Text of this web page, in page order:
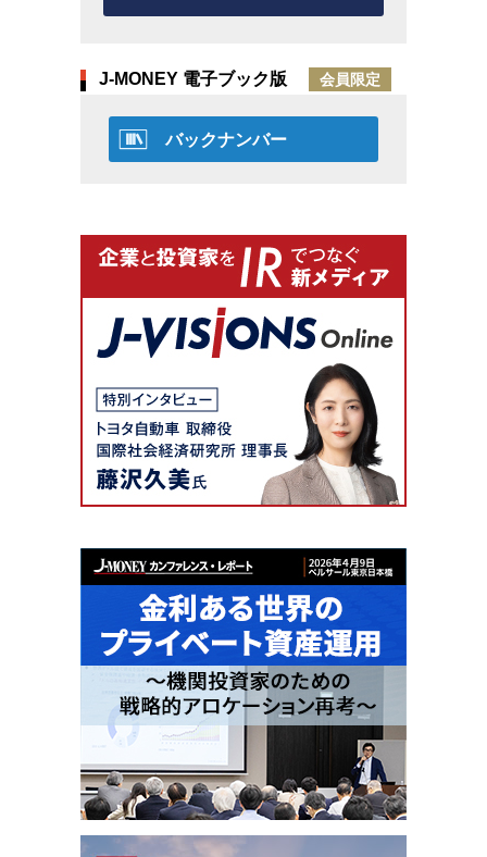
J-MONEY 電子ブック版 会員限定
バックナンバー